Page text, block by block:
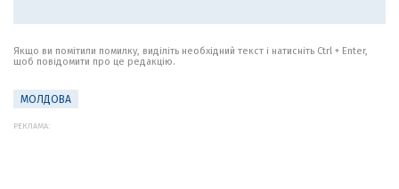
Якщо ви помітили помилку, виділіть необхідний текст і натисніть Ctrl + Enter,
щоб повідомити про це редакцію.
МОЛДОВА
РЕКЛАМА: